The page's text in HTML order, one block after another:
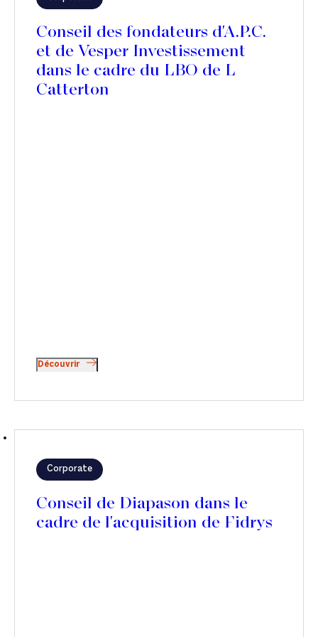
Conseil des fondateurs d'A.P.C.
et de Vesper Investissement
dans le cadre du LBO de L
Catterton
Découvrir
Corporate
Conseil de Diapason dans le
cadre de l'acquisition de Fidrys